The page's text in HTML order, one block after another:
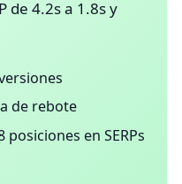
de 4.2s a 1.8s y
de rebote
en SERPs